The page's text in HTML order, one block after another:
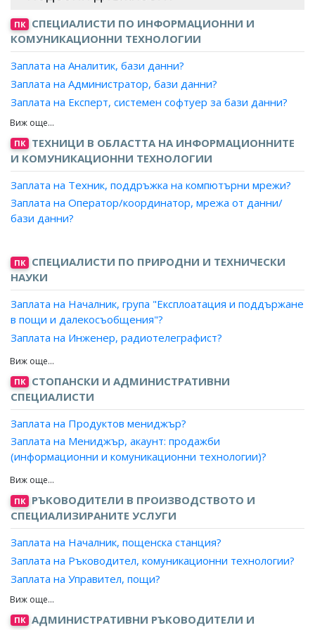
ПК СПЕЦИАЛИСТИ ПО ИНФОРМАЦИОННИ И
КОМУНИКАЦИОННИ ТЕХНОЛОГИИ
Заплата на Аналитик, бази данни?
Заплата на Администратор, бази данни?
Заплата на Експерт, системен софтуер за бази данни?
Заплата на Проектант, бази данни?
Заплата на Програмист, бази данни?
ПК ТЕХНИЦИ В ОБЛАСТТА НА ИНФОРМАЦИОННИТЕ
И КОМУНИКАЦИОННИ ТЕХНОЛОГИИ
Заплата на Техник, поддръжка на компютърни мрежи?
Заплата на Оператор/координатор, мрежа от данни/
бази данни?
Заплата на Системен контрольор?
ПК СПЕЦИАЛИСТИ ПО ПРИРОДНИ И ТЕХНИЧЕСКИ
НАУКИ
Заплата на Началник, група "Експлоатация и поддържане
в пощи и далекосъобщения"?
Заплата на Инженер, радиотелеграфист?
Заплата на Инженер, телекомуникация?
Заплата на Инженер, телекомуникация (космичен )?
Заплата на Инженер, телекомуникация (радарни
системи )?
Заплата на Инженер, телекомуникация (радио)?
Заплата на Инженер, телекомуникация (сигнални
системи)?
Заплата на Инженер, телекомуникация (телевизия )?
Заплата на Инженер, телекомуникация (телеграф)?
Заплата на Инженер, телекомуникация (телефон)?
Заплата на Инженер, ръководител екип/радио и
телевизия?
Заплата на Инженер, АРС на подвижен състав,
метрополитен?
Заплата на Експерт, телекомуникации и мрежи за данни?
Заплата на Експерт, комуникации?
ПК СТОПАНСКИ И АДМИНИСТРАТИВНИ
СПЕЦИАЛИСТИ
Заплата на Продуктов мениджър?
Заплата на Мениджър, акаунт: продажби
(информационни и комуникационни технологии)?
Заплата на Търговски представител: ИКТ?
Заплата на Агент, продажби ИКТ?
Заплата на Консултант, продажби ИКТ?
ПК РЪКОВОДИТЕЛИ В ПРОИЗВОДСТВОТО И
СПЕЦИАЛИЗИРАНИТЕ УСЛУГИ
Заплата на Началник, пощенска станция?
Заплата на Ръководител, комуникационни технологии?
Заплата на Управител, пощи?
Заплата на Ръководител радио/телевизионни станции?
Заплата на Ръководител, сектор/студиен комплекс -
ПК АДМИНИСТРАТИВНИ РЪКОВОДИТЕЛИ И